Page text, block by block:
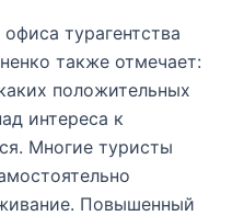
турагентства
также отмечает:
положительных
интереса к
Многие туристы
Повышенный